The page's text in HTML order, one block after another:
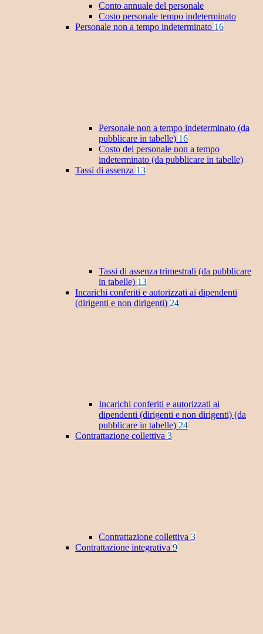
Conto annuale del personale
Costo personale tempo indeterminato
Personale non a tempo indeterminato 16
Personale non a tempo indeterminato (da
pubblicare in tabelle) 16
Costo del personale non a tempo
indeterminato (da pubblicare in tabelle)
Tassi di assenza 13
Tassi di assenza trimestrali (da pubblicare
in tabelle) 13
Incarichi conferiti e autorizzati ai dipendenti
(dirigenti e non dirigenti) 24
Incarichi conferiti e autorizzati ai
dipendenti (dirigenti e non dirigenti) (da
pubblicare in tabelle) 24
Contrattazione collettiva 3
Contrattazione collettiva 3
Contrattazione integrativa 9